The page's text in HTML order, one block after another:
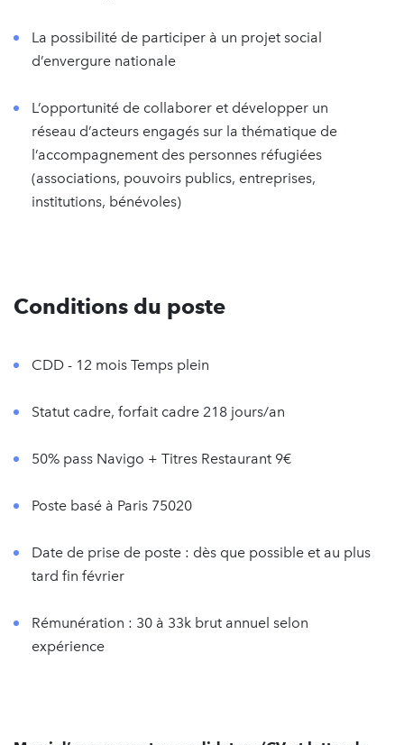
La possibilité de participer à un projet social
d’envergure nationale
L’opportunité de collaborer et développer un
réseau d’acteurs engagés sur la thématique de
l’accompagnement des personnes réfugiées
(associations, pouvoirs publics, entreprises,
institutions, bénévoles)
Conditions du poste
CDD - 12 mois Temps plein
Statut cadre, forfait cadre 218 jours/an
50% pass Navigo + Titres Restaurant 9€
Poste basé à Paris 75020
Date de prise de poste : dès que possible et au plus
tard fin février
Rémunération : 30 à 33k brut annuel selon
expérience